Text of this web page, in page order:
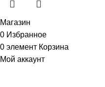
Магазин
0 Избранное
0 элемент Корзина
Мой аккаунт